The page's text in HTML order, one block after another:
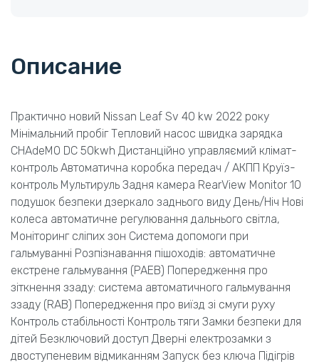
Описание
Практично новий Nissan Leaf Sv 40 kw 2022 року
Мінімальний пробіг Тепловий насос швидка зарядка
CHAdeMO DC 50kwh Дистанційно управляємий клімат-
контроль Автоматична коробка передач / АКПП Круїз-
контроль Мультируль Задня камера RearView Monitor 10
подушок безпеки дзеркало заднього виду День/Ніч Нові
колеса автоматичне регулювання дальнього світла,
Моніторинг сліпих зон Система допомоги при
гальмуванні Розпізнавання пішоходів: автоматичне
екстрене гальмування (PAEB) Попередження про
зіткнення ззаду: система автоматичного гальмування
ззаду (RAB) Попередження про виїзд зі смуги руху
Контроль стабільності Контроль тяги Замки безпеки для
дітей Безключовий доступ Дверні електрозамки з
двоступеневим відмиканням Запуск без ключа Підігрів